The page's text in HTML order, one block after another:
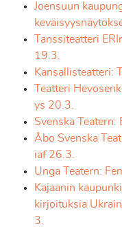
Joensuun
Tanssiteatteri
19.3.
Kansallisteatteri:
Teatteri
ys 20.3.
Svenska Teatern:
Åbo Svenska
iaf 26.3.
Unga Teatern:
Kajaanin
kirjoituksia
3.